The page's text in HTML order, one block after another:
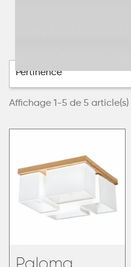
Pertinence
Affichage 1-5 de 5 article(s)